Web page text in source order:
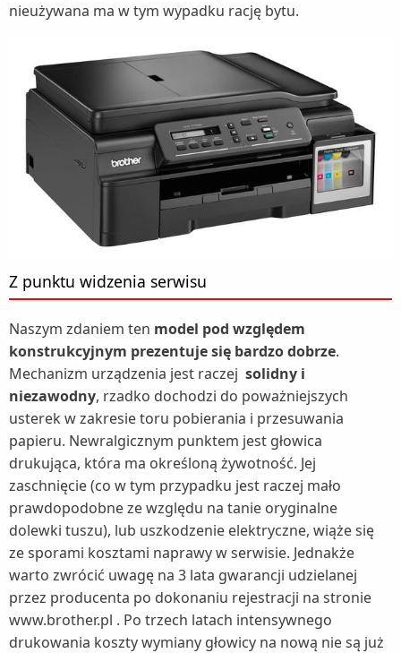
nieużywana ma w tym wypadku rację bytu.
Z punktu widzenia serwisu
Naszym zdaniem ten model pod względem
konstrukcyjnym prezentuje się bardzo dobrze.
Mechanizm urządzenia jest raczej solidny i
niezawodny, rzadko dochodzi do poważniejszych
usterek w zakresie toru pobierania i przesuwania
papieru. Newralgicznym punktem jest głowica
drukująca, która ma określoną żywotność. Jej
zaschnięcie (co w tym przypadku jest raczej mało
prawdopodobne ze względu na tanie oryginalne
dolewki tuszu), lub uszkodzenie elektryczne, wiąże się
ze sporami kosztami naprawy w serwisie. Jednakże
warto zwrócić uwagę na 3 lata gwarancji udzielanej
przez producenta po dokonaniu rejestracji na stronie
www.brother.pl . Po trzech latach intensywnego
drukowania koszty wymiany głowicy na nową nie są już